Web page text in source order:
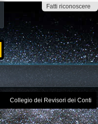
Fatti riconoscere
Collegio dei Revisori dei Conti